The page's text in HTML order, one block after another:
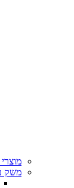
משק